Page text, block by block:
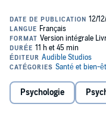
lecture totalement inédite
excès. Et montre
son époque pourrait enfin
Psychologie